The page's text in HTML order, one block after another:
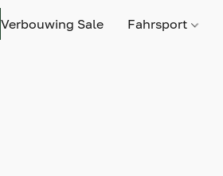
Verbouwing Sale Fahrsport